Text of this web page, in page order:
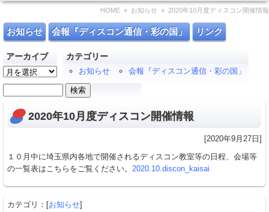
HOME » お知らせ » 2020年10月度ディスコン開催情報
お知らせ 会報『ディスコン通信・彩の国」 リンク
アーカイブ
ア
ー
カ
ブ
カテゴリー
お知らせ
会報『ディスコン通信・彩の国」
2020年10月度ディスコン開催情報
[2020年9月27日]
１０月中に埼玉県内各地で開催されるディスコン教室等の日程、会場等
の一覧表はこちらをご覧ください。 2020.10.discon_kaisai
カテゴリ：[お知らせ]